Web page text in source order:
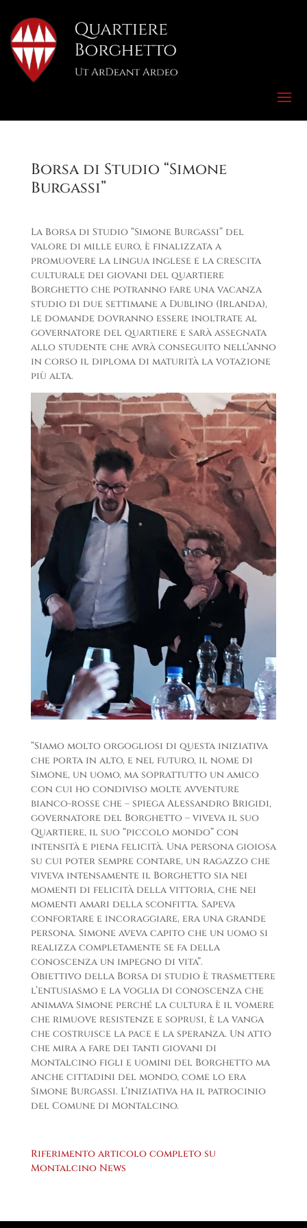
Borsa di Studio “Simone
Burgassi”
La Borsa di Studio “Simone Burgassi” del
valore di mille euro, è finalizzata a
promuovere la lingua inglese e la crescita
culturale dei giovani del quartiere
Borghetto che potranno fare una vacanza
studio di due settimane a Dublino (Irlanda),
le domande dovranno essere inoltrate al
governatore del quartiere e sarà assegnata
allo studente che avrà conseguito nell’anno
in corso il diploma di maturità la votazione
più alta.
“Siamo molto orgogliosi di questa iniziativa
che porta in alto, e nel futuro, il nome di
Simone, un uomo, ma soprattutto un amico
con cui ho condiviso molte avventure
bianco-rosse che – spiega Alessandro Brigidi,
governatore del Borghetto – viveva il suo
Quartiere, il suo “piccolo mondo” con
intensità e piena felicità. Una persona gioiosa
su cui poter sempre contare, un ragazzo che
viveva intensamente il Borghetto sia nei
momenti di felicità della vittoria, che nei
momenti amari della sconfitta. Sapeva
confortare e incoraggiare, era una grande
persona. Simone aveva capito che un uomo si
realizza completamente se fa della
conoscenza un impegno di vita”.
Obiettivo della Borsa di studio è trasmettere
l’entusiasmo e la voglia di conoscenza che
animava Simone perché la cultura è il vomere
che rimuove resistenze e soprusi, è la vanga
che costruisce la pace e la speranza. Un atto
che mira a fare dei tanti giovani di
Montalcino figli e uomini del Borghetto ma
anche cittadini del mondo, come lo era
Simone Burgassi. L’iniziativa ha il patrocinio
del Comune di Montalcino.
Riferimento articolo completo su
Montalcino News